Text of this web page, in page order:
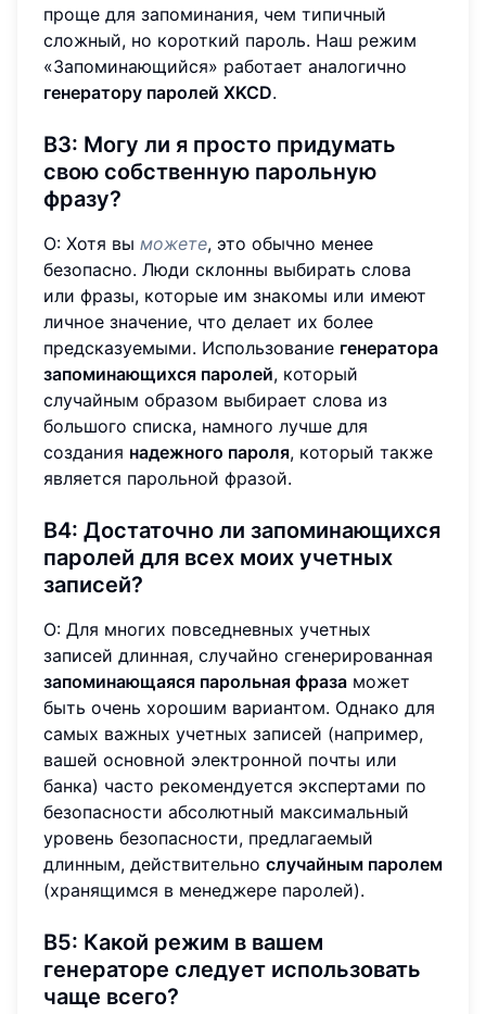
проще для запоминания, чем типичный
сложный, но короткий пароль. Наш режим
«Запоминающийся» работает аналогично
генератору паролей XKCD.
В3: Могу ли я просто придумать
свою собственную парольную
фразу?
О: Хотя вы можете, это обычно менее
безопасно. Люди склонны выбирать слова
или фразы, которые им знакомы или имеют
личное значение, что делает их более
предсказуемыми. Использование генератора
запоминающихся паролей, который
случайным образом выбирает слова из
большого списка, намного лучше для
создания надежного пароля, который также
является парольной фразой.
В4: Достаточно ли запоминающихся
паролей для всех моих учетных
записей?
О: Для многих повседневных учетных
записей длинная, случайно сгенерированная
запоминающаяся парольная фраза может
быть очень хорошим вариантом. Однако для
самых важных учетных записей (например,
вашей основной электронной почты или
банка) часто рекомендуется экспертами по
безопасности абсолютный максимальный
уровень безопасности, предлагаемый
длинным, действительно случайным паролем
(хранящимся в менеджере паролей).
В5: Какой режим в вашем
генераторе следует использовать
чаще всего?